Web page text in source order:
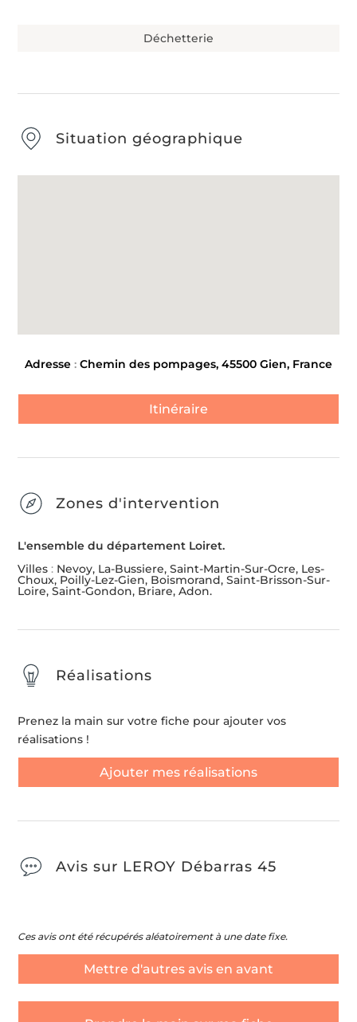
Déchetterie
Situation géographique
Adresse : Chemin des pompages, 45500 Gien, France
Itinéraire
Zones d'intervention
L'ensemble du département Loiret.
Villes : Nevoy, La-Bussiere, Saint-Martin-Sur-Ocre, Les-
Choux, Poilly-Lez-Gien, Boismorand, Saint-Brisson-Sur-
Loire, Saint-Gondon, Briare, Adon.
Réalisations
Prenez la main sur votre fiche pour ajouter vos
réalisations !
Ajouter mes réalisations
Avis sur LEROY Débarras 45
Ces avis ont été récupérés aléatoirement à une date fixe.
Mettre d'autres avis en avant